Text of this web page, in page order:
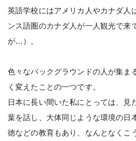
英語学校にはアメリカ人やカナダ人
ンス語圏のカナダ人が一人観光で来
が…）。
色々なバックグラウンドの人が集ま
く変えたことの一つです。
日本に長い間いた私にとっては、見
葉を話し、大体同じような環境の日
徳などの教育もあり、なんとなくこ